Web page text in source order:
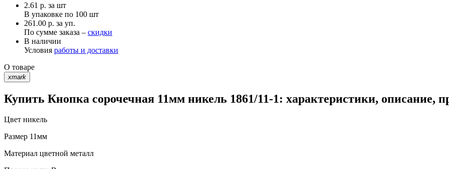
2.61 р. за шт
В упаковке по 100 шт
261.00 р. за уп.
По сумме заказа – скидки
В наличии
Условия работы и доставки
О товаре
xmark
Купить Кнопка сорочечная 11мм никель 1861/11-1: характеристики, описание,
Цвет никель
Размер 11мм
Материал цветной металл